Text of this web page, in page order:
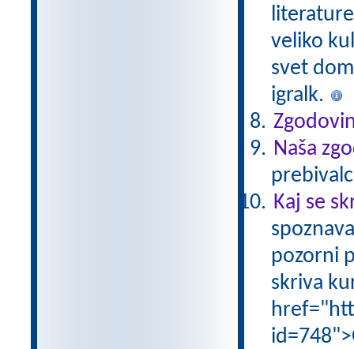
veliko
svet
igralk.
Naša
Kaj se
pozorni
skriva